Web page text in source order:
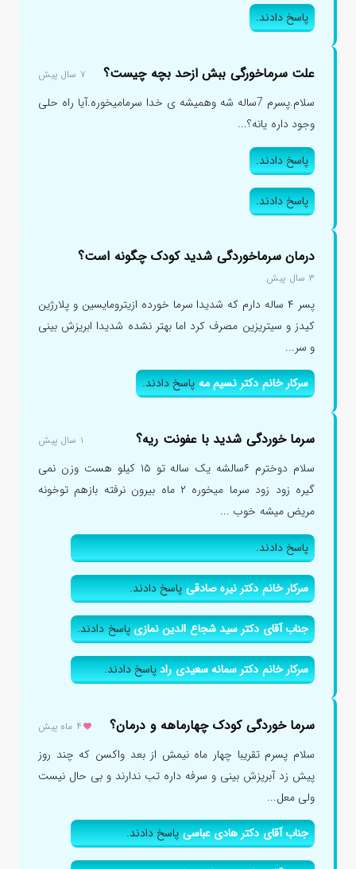
پاسخ دادند.
علت سرماخورگی ببش ازحد بچه چیست؟ ۷ سال پیش
سلام.پسرم 7ساله شه وهمیشه ی خدا سرمامیخوره.آیا راه حلی
وجود داره یانه؟...
پاسخ دادند.
پاسخ دادند.
درمان سرماخوردگی شدید کودک چگونه است؟
۳ سال پیش
پسر ۴ ساله دارم که شدیدا سرما خورده ازیترومایسین و پلارژین
کیدز و سیتریزین مصرف کرد اما بهتر نشده شدیدا ابریزش بینی
و سر...
سرکار خانم دکتر نسیم مهپاسخ دادند.
سرما خوردگی شدید با عفونت ریه؟ ۱ سال پیش
سلام دوخترم ۶سالشه یک ساله تو ۱۵ کیلو هست وزن نمی
گیره زود زود سرما میخوره ۲ ماه بیرون نرفته بازهم توخونه
مریض میشه خوب ...
پاسخ دادند.
سرکار خانم دکتر نیره صادقیپاسخ دادند.
جناب آقای دکتر سید شجاع الدین نمازیپاسخ دادند.
سرکار خانم دکتر سمانه سعیدی رادپاسخ دادند.
سرما خوردگی کودک چهارماهه و درمان؟ ۴ ماه پیش
سلام پسرم تقریبا چهار ماه نیمش از بعد واکسن که چند روز
پیش زد آبریزش بینی و سرفه داره تب ندارند و بی حال نیست
ولی معل...
جناب آقای دکتر هادی عباسیپاسخ دادند.